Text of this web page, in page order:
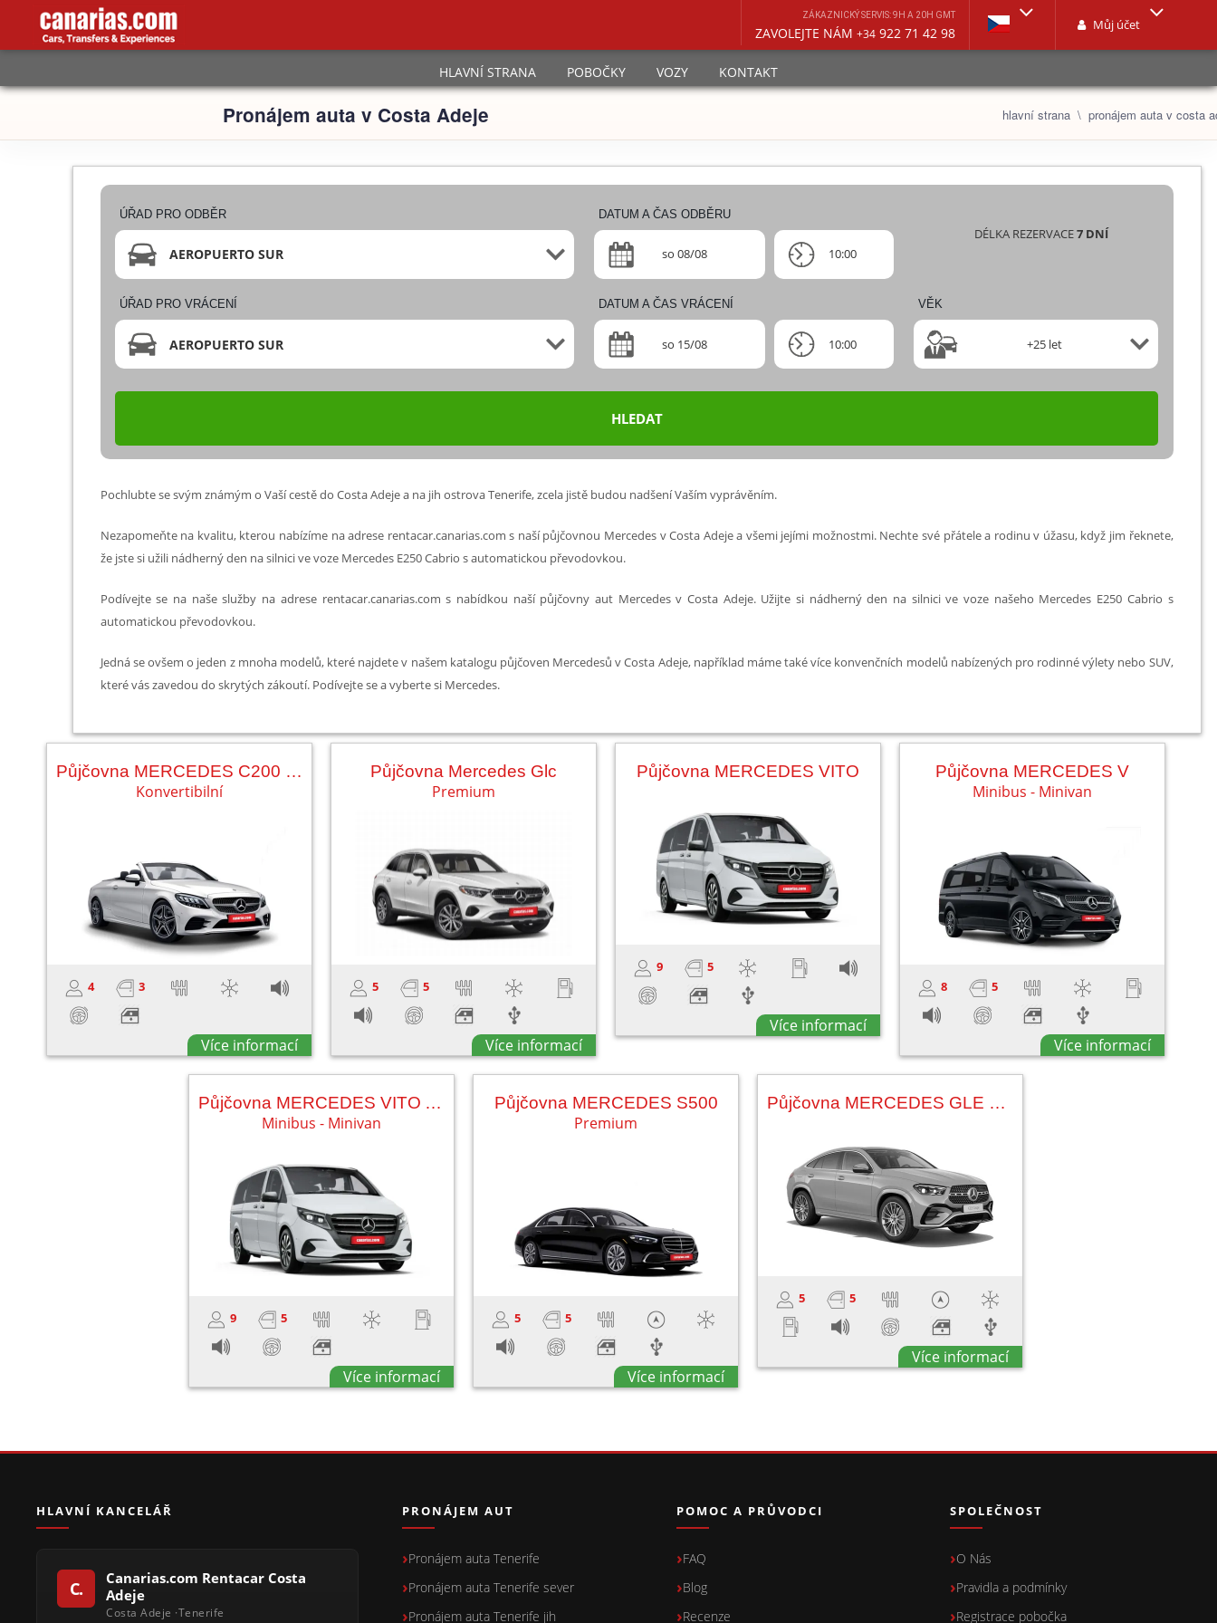
ZÁKAZNICKÝ SERVIS: 9H A 20H GMT
ZAVOLEJTE NÁM +34 922 71 42 98 Můj účet
HLAVNÍ STRANA POBOČKY VOZY KONTAKT
Pronájem auta v Costa Adeje hlavní strana pronájem auta v costa
ÚŘAD PRO ODBĚR
AEROPUERTO SUR
DATUM A ČAS ODBĚRU
so 08/08 10:00
DÉLKA REZERVACE7 DNÍ
ÚŘAD PRO VRÁCENÍ
AEROPUERTO SUR
DATUM A ČAS VRÁCENÍ
so 15/08 10:00
VĚK
+25 let
HLEDAT
Pochlubte se svým známým o Vaší cestě do Costa Adeje a na jih ostrova Tenerife, zcela jistě budou nadšení Vaším vyprávěním.
Nezapomeňte na kvalitu, kterou nabízíme na adrese rentacar.canarias.com s naší půjčovnou Mercedes v Costa Adeje a všemi jejími možnostmi. Nechte své přátele a rodinu v úžasu, když jim řeknete,
že jste si užili nádherný den na silnici ve voze Mercedes E250 Cabrio s automatickou převodovkou.
Podívejte se na naše služby na adrese rentacar.canarias.com s nabídkou naší půjčovny aut Mercedes v Costa Adeje. Užijte si nádherný den na silnici ve voze našeho Mercedes E250 Cabrio s
automatickou převodovkou.
Jedná se ovšem o jeden z mnoha modelů, které najdete v našem katalogu půjčoven Mercedesů v Costa Adeje, například máme také více konvenčních modelů nabízených pro rodinné výlety nebo SUV,
které vás zavedou do skrytých zákoutí. Podívejte se a vyberte si Mercedes.
Půjčovna MERCEDES C200 CABRIO AUT.
Konvertibilní
4 3
Více informací
Půjčovna Mercedes Glc
Premium
5 5
Více informací
Půjčovna MERCEDES VITO
9 5
Více informací
Půjčovna MERCEDES V
Minibus - Minivan
8 5
Více informací
Půjčovna MERCEDES VITO AUT.
Minibus - Minivan
9 5
Více informací
Půjčovna MERCEDES S500
Premium
5 5
Více informací
Půjčovna MERCEDES GLE 350D COUPE
5 5
Více informací
HLAVNÍ KANCELÁŘ
Canarias.com Rentacar Costa
Adeje
PRONÁJEM AUT
Pronájem auta Tenerife
Pronájem auta Tenerife sever
Pronájem auta Tenerife jih
POMOC A PRŮVODCI
FAQ
Blog
Recenze
SPOLEČNOST
O Nás
Pravidla a podmínky
Registrace pobočka